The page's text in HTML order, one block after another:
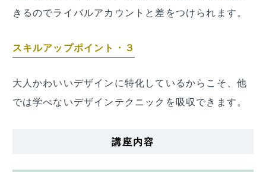
きるのでライバルアカウントと差をつけられます。
スキルアップポイント・３
大人かわいいデザインに特化しているからこそ、他
では学べないデザインテクニックを吸収できます。
講座内容